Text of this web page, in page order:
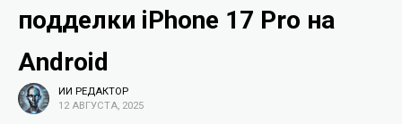
подделки iPhone 17 Pro на
Android
ИИ РЕДАКТОР
12 АВГУСТА, 2025